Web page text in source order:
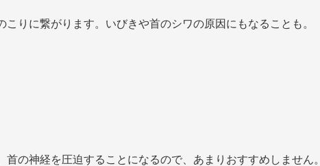
りに繋がります。いびきや首のシワの原因にもなることも。
の神経を圧迫することになるので、あまりおすすめしません。